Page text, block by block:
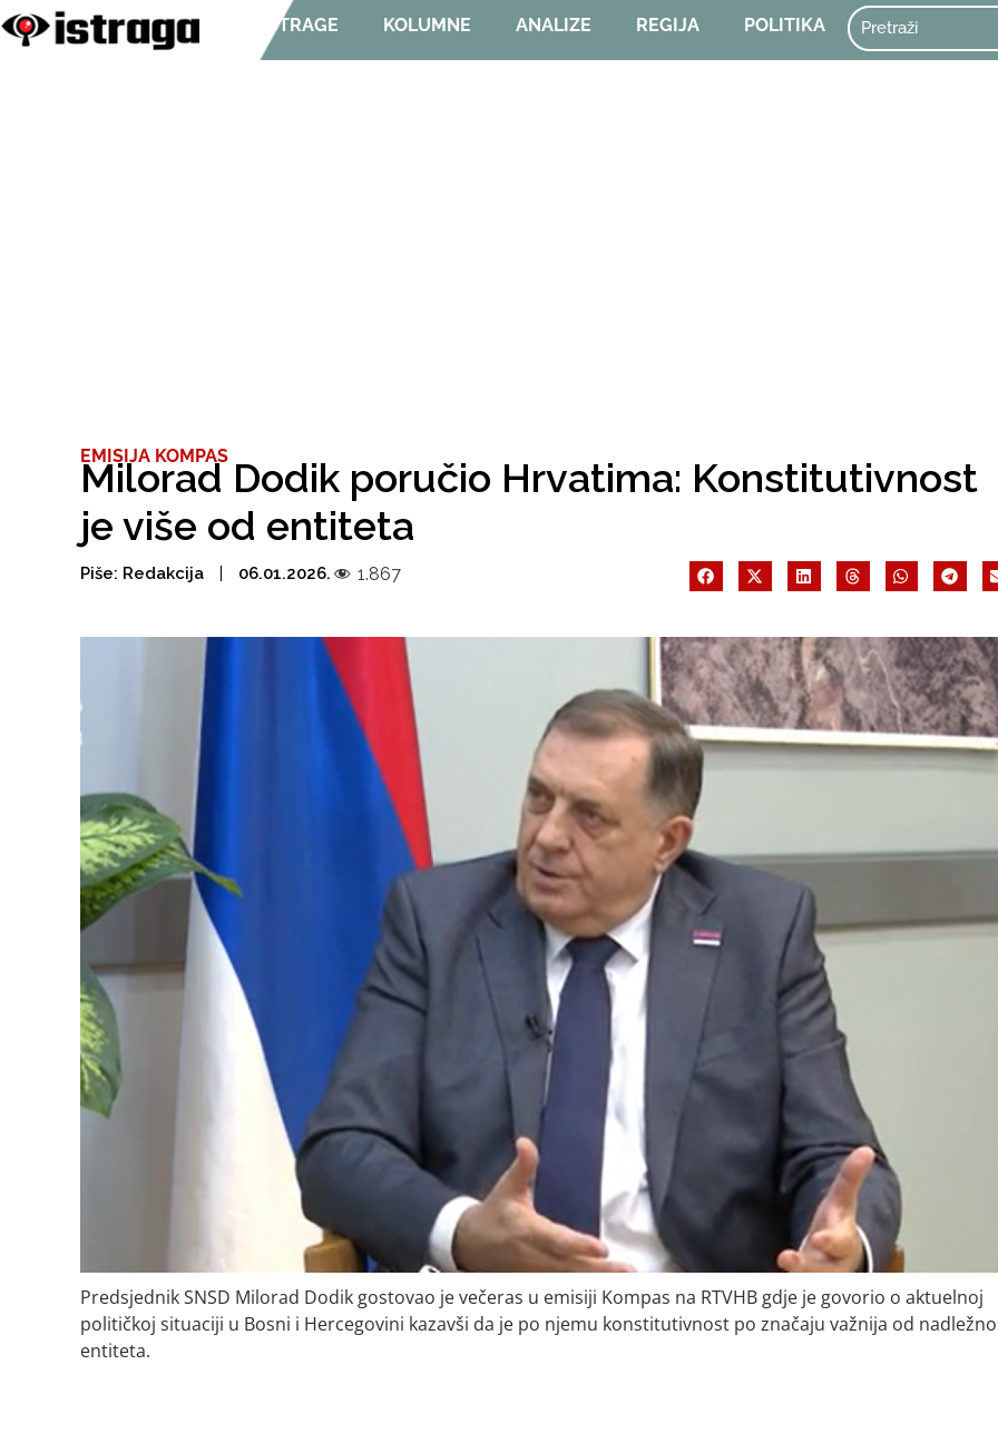
ISTRAGE KOLUMNE ANALIZE REGIJA POLITIKA
EMISIJA KOMPAS
Milorad Dodik poručio Hrvatima: Konstitutivnost
je više od entiteta
Piše: Redakcija 06.01.2026. 1.867
Predsjednik SNSD Milorad Dodik gostovao je večeras u emisiji Kompas na RTVHB gdje je govorio o aktuelnoj
političkoj situaciji u Bosni i Hercegovini kazavši da je po njemu konstitutivnost po značaju važnija od
entiteta.